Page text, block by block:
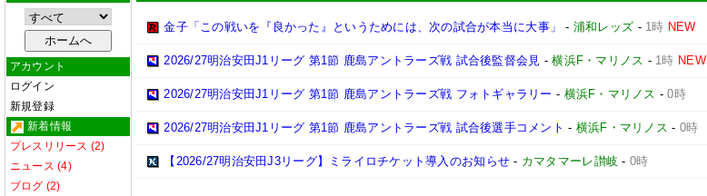
アカウント
ログイン
新規登録
新着情報
プレスリリース (2)
ニュース (4)
ブログ (2)
金子「この戦いを『良かった』というためには、次の試合が本当に大事」 - 浦和レッズ - 1時 NEW
2026/27明治安田J1リーグ 第1節 鹿島アントラーズ戦 試合後監督会見 -横浜F・マリノス - 1時 NEW
2026/27明治安田J1リーグ 第1節 鹿島アントラーズ戦 フォトギャラリー - 横浜F・マリノス -0時
2026/27明治安田J1リーグ 第1節 鹿島アントラーズ戦 試合後選手コメント - 横浜F・マリノス - 0時
【2026/27明治安田J3リーグ】ミライロチケット導入のお知らせ - カマタマーレ讃岐 - 0時